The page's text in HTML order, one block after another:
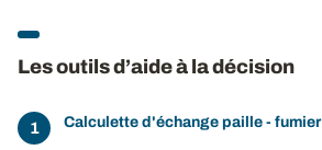
Les outils d’aide à la décision
Calculette d'échange paille - fumier